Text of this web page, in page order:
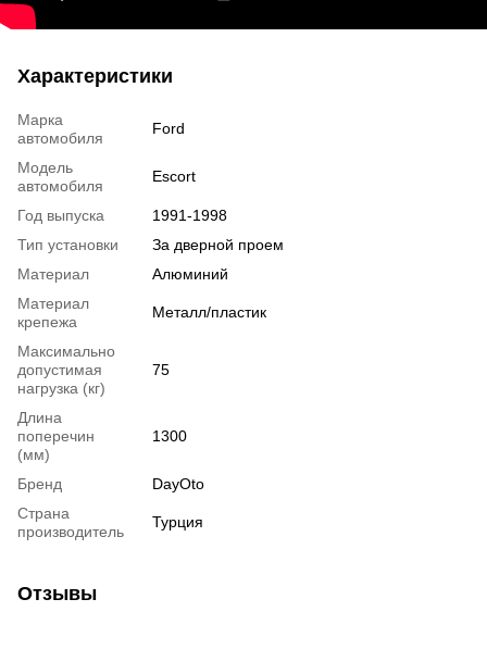
Характеристики
Марка
автомобиля
Ford
Модель
автомобиля
Escort
Год выпуска
1991-1998
Тип установки
За дверной проем
Материал
Алюминий
Материал
крепежа
Металл/пластик
Максимально
допустимая
нагрузка (кг)
75
Длина
поперечин
(мм)
1300
Бренд
DayOto
Страна
производитель
Турция
Отзывы